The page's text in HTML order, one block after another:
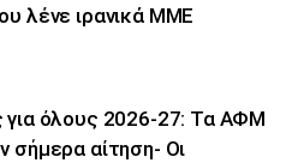
λένε ιρανικά ΜΜΕ
για όλους 2026-27: Τα ΑΦΜ
σήμερα αίτηση- Οι